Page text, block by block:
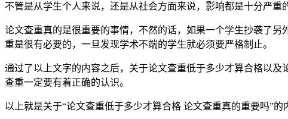
不管是从学生个人来说，还是从社会方面来说，影响都是十分严重
论文查重真的是很重要的事情，不然的话，如果一个学生抄袭了
重是很有必要的，一旦发现学术不端的学生就必须要严格制止。
通过了以上文字的内容之后，关于论文查重低于多少才算合格以
查重一定要有着正确的认识。
以上就是关于“论文查重低于多少才算合格 论文查重真的重要吗”的